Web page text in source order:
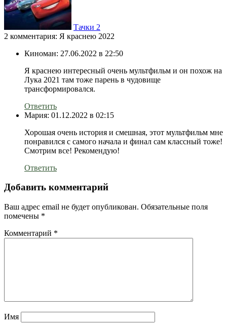
Тачки 2
2 комментария: Я краснею 2022
Киноман: 27.06.2022 в 22:50
Я краснею интересный очень мультфильм и он похож на
Лука 2021 там тоже парень в чудовище
трансформировался.
Ответить
Мария: 01.12.2022 в 02:15
Хорошая очень история и смешная, этот мультфильм мне
понравился с самого начала и финал сам классный тоже!
Смотрим все! Рекомендую!
Ответить
Добавить комментарий
Ваш адрес email не будет опубликован. Обязательные поля
помечены *
Комментарий *
Имя